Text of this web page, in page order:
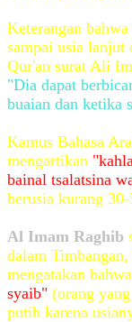
Keterangan
sampai usia lanjut
Qur'an surat Ali
"Dia dapat
buaian dan ketika
Kamus Bahasa
mengartikan
bainal tsalatsina
berusia kurang
Al Imam Raghib
dalam
mengatakan bahwa
syaib" (orang
putih karena